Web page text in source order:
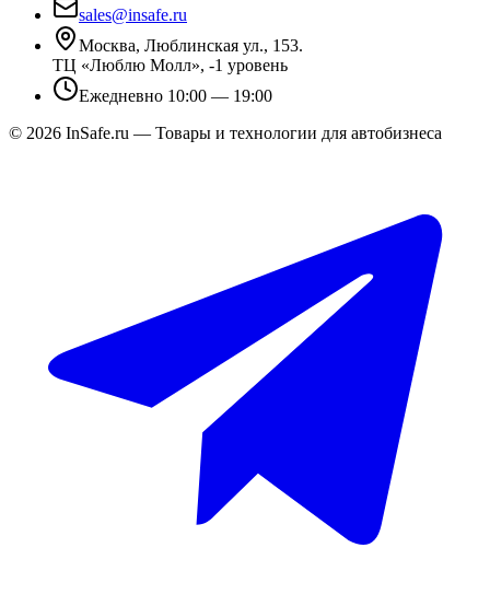
sales@insafe.ru
Москва, Люблинская ул., 153.
ТЦ «Люблю Молл», -1 уровень
Ежедневно 10:00 — 19:00
© 2026 InSafe.ru — Товары и технологии для автобизнеса